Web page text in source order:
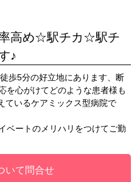
高め☆駅チカ☆駅チ
♪
歩5分の好立地にあります、断
を心がけてどのような患者様も
ているケアミックス型病院で
ベートのメリハリをつけてご勤
いて問合せ